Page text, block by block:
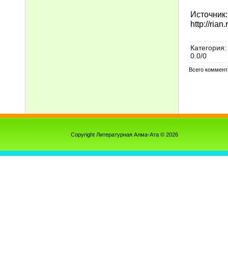
Источник:
http://
Категория:
0.0/0
Всего
Copyright Литературная Алма-Ата © 2026